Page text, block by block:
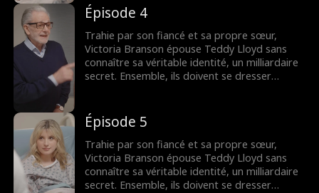
trouver leur fin heureuse.
Épisode 4
Trahie par son fiancé et sa propre sœur,
Victoria Branson épouse Teddy Lloyd sans
connaître sa véritable identité, un milliardaire
secret. Ensemble, ils doivent se dresser
trouver leur fin heureuse.
Épisode 5
Trahie par son fiancé et sa propre sœur,
Victoria Branson épouse Teddy Lloyd sans
connaître sa véritable identité, un milliardaire
secret. Ensemble, ils doivent se dresser